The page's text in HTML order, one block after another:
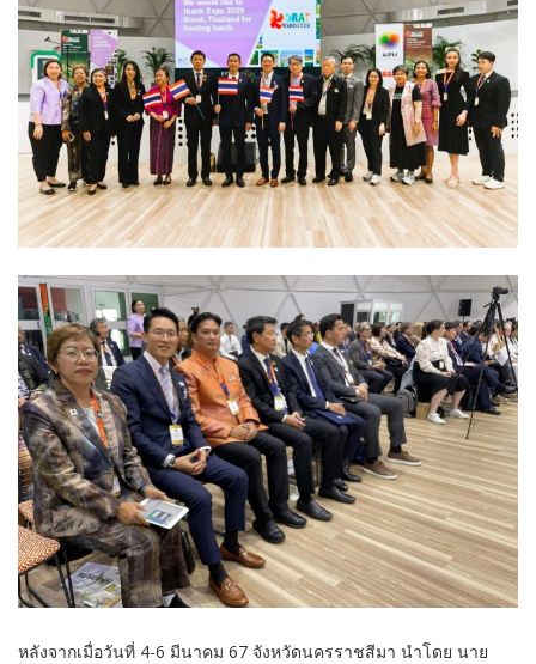
หลังจากเมื่อวันที่ 4-6 มีนาคม 67 จังหวัดนครราชสีมา นำโดย นาย